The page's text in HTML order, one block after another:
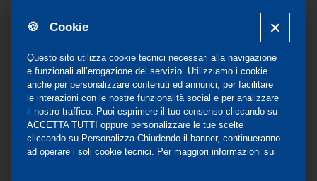
🍪 Cookie
Questo sito utilizza cookie tecnici necessari alla navigazione
e funzionali all’erogazione del servizio. Utilizziamo i cookie
anche per personalizzare contenuti ed annunci, per facilitare
le interazioni con le nostre funzionalità social e per analizzare
il nostro traffico. Puoi esprimere il tuo consenso cliccando su
ACCETTA TUTTI oppure personalizzare le tue scelte
cliccando su Personalizza .Chiudendo il banner, continueranno
ad operare i soli cookie tecnici. Per maggiori informazioni sui
Registrazione al sito
Notifica
COMMUNITY
Blog e Canali social